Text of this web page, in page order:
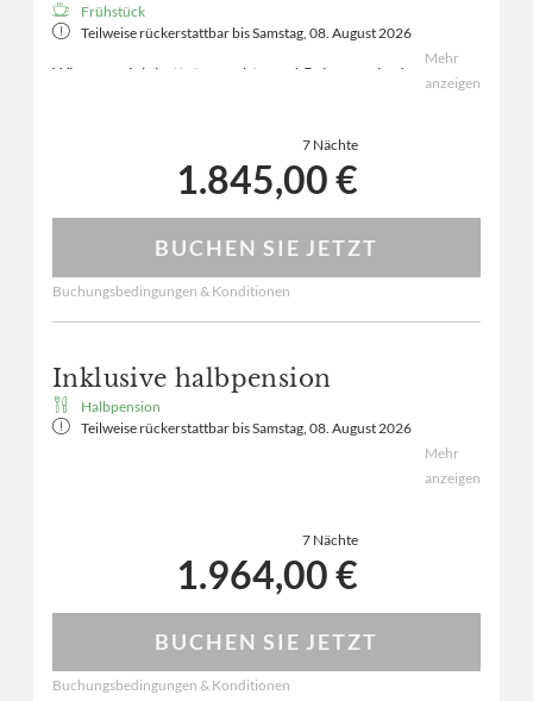
Frühstück
Teilweise rückerstattbar bisSamstag, 08. August 2026
Wie man sich bettet, so ruht man! Relax pur in der
von Ihrem Balkon. Mit abgetrenntem
Kinderzimmer und reichlich Platz zum
Wohlfühlen. Wohlfühl Badezimmer und
Badewanne mit dem perfekten Blick.
Mehr
anzeigen
7 Nächte
1.845,00 €
BUCHEN SIE JETZT
Buchungsbedingungen & Konditionen
Inklusive halbpension
Halbpension
Teilweise rückerstattbar bisSamstag, 08. August 2026
von Ihrem Balkon. Mit abgetrenntem
Kinderzimmer und reichlich Platz zum
Wohlfühlen. Wohlfühl Badezimmer und
Badewanne mit dem perfekten Blick.
Mehr
anzeigen
7 Nächte
1.964,00 €
BUCHEN SIE JETZT
Buchungsbedingungen & Konditionen